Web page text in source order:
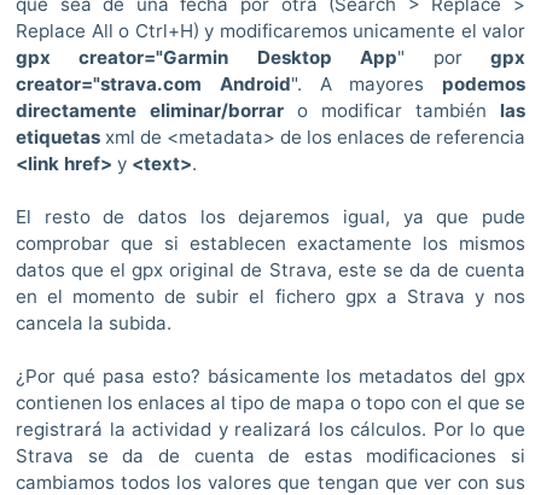
Replace All o Ctrl+H) y modificaremos unicamente el valor
gpx creator="Garmin Desktop App" porgpx
creator="strava.com Android". A mayores podemos
directamente eliminar/borrar o modificar también las
etiquetas xml de <metadata> de los enlaces de referencia
<link href> y <text>.
El resto de datos los dejaremos igual, ya que pude
comprobar que si establecen exactamente los mismos
datos que el gpx original de Strava, este se da de cuenta
en el momento de subir el fichero gpx a Strava y nos
cancela la subida.
¿Por qué pasa esto? básicamente los metadatos del gpx
contienen los enlaces al tipo de mapa o topo con el que se
registrará la actividad y realizará los cálculos. Por lo que
Strava se da de cuenta de estas modificaciones si
cambiamos todos los valores que tengan que ver con sus